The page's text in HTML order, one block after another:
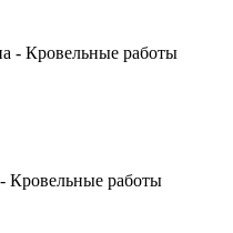
- Кровельные работы
- Кровельные работы